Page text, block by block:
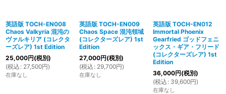
英語版 TOCH-EN008
Chaos Valkyria 混沌の
ヴァルキリア (コレクタ
ーズレア) 1st Edition
25,000円(税別)
(税込 : 27,500円)
在庫なし
英語版 TOCH-EN009
Chaos Space 混沌領域
(コレクターズレア) 1st
Edition
27,000円(税別)
(税込 : 29,700円)
在庫なし
英語版 TOCH-EN012
Immortal Phoenix
Gearfried ゴッドフェニ
ックス・ギア・フリード
(コレクターズレア) 1st
Edition
36,000円(税別)
(税込 : 39,600円)
在庫なし